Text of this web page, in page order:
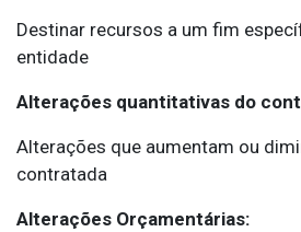
Destinar recursos a um fim
entidade
Alterações quantitativas do
Alterações que aumentam ou
contratada
Alterações Orçamentárias: